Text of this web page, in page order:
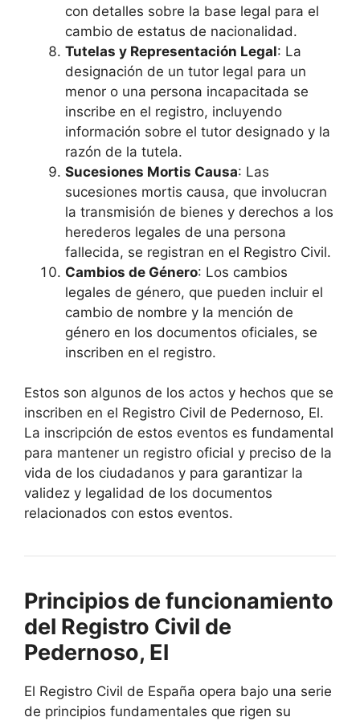
con detalles sobre la base legal para el
cambio de estatus de nacionalidad.
Tutelas y Representación Legal: La
designación de un tutor legal para un
menor o una persona incapacitada se
inscribe en el registro, incluyendo
información sobre el tutor designado y la
razón de la tutela.
Sucesiones Mortis Causa: Las
sucesiones mortis causa, que involucran
la transmisión de bienes y derechos a los
herederos legales de una persona
fallecida, se registran en el Registro Civil.
Cambios de Género: Los cambios
legales de género, que pueden incluir el
cambio de nombre y la mención de
género en los documentos oficiales, se
inscriben en el registro.
Estos son algunos de los actos y hechos que se
inscriben en el Registro Civil de Pedernoso, El.
La inscripción de estos eventos es fundamental
para mantener un registro oficial y preciso de la
vida de los ciudadanos y para garantizar la
validez y legalidad de los documentos
relacionados con estos eventos.
Principios de funcionamiento
del Registro Civil de
Pedernoso, El
El Registro Civil de España opera bajo una serie
de principios fundamentales que rigen su